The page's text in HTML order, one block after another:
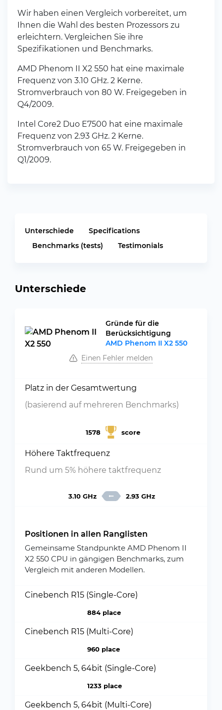
Wir haben einen Vergleich vorbereitet, um
Ihnen die Wahl des besten Prozessors zu
erleichtern. Vergleichen Sie ihre
Spezifikationen und Benchmarks.
AMD Phenom II X2 550 hat eine maximale
Frequenz von 3.10 GHz. 2 Kerne.
Stromverbrauch von 80 W. Freigegeben in
Q4/2009.
Intel Core2 Duo E7500 hat eine maximale
Frequenz von 2.93 GHz. 2 Kerne.
Stromverbrauch von 65 W. Freigegeben in
Q1/2009.
Unterschiede
Specifications
Benchmarks (tests)
Testimonials
Unterschiede
Gründe für die
Berücksichtigung
AMD Phenom II X2 550
Einen Fehler melden
Platz in der Gesamtwertung
(basierend auf mehreren Benchmarks)
1578 score
Höhere Taktfrequenz
Rund um 5% höhere taktfrequenz
3.10 GHz 2.93 GHz
Positionen in allen Ranglisten
Gemeinsame Standpunkte AMD Phenom II
X2 550 CPU in gängigen Benchmarks, zum
Vergleich mit anderen Modellen.
Cinebench R15 (Single-Core)
884 place
Cinebench R15 (Multi-Core)
960 place
Geekbench 5, 64bit (Single-Core)
1233 place
Geekbench 5, 64bit (Multi-Core)